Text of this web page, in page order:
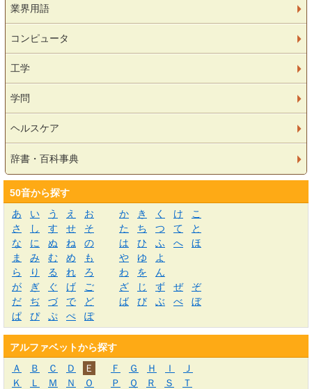
業界用語
コンピュータ
工学
学問
ヘルスケア
辞書・百科事典
50音から探す
あ
い う え お か き く け
こ
さ
し す せ そ た ち つ て
と
な
に ぬ ね の は ひ ふ へ
ほ
ま
み む め も や ゆ
よ
ら
り る れ ろ わ を
ん
が
ぎ ぐ げ ご ざ じ ず ぜ
ぞ
だ
ぢ づ で ど ば び ぶ べ
ぼ
ぱ
ぴ ぷ ぺ ぽ
アルファベットから探す
Ａ
Ｂ Ｃ Ｄ Ｅ Ｆ Ｇ Ｈ Ｉ
Ｊ
Ｋ
Ｌ Ｍ Ｎ Ｏ Ｐ Ｑ Ｒ Ｓ
Ｔ